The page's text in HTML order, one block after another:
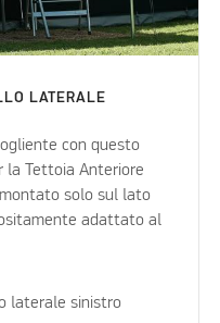
LATERALE
con questo
la Tettoia Anteriore
solo sul lato
adattato al
laterale sinistro